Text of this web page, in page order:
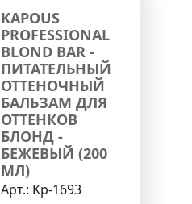
KAPOUS
PROFESSIONAL
BLOND BAR -
ПИТАТЕЛЬНЫЙ
ОТТЕНОЧНЫЙ
БАЛЬЗАМ ДЛЯ
ОТТЕНКОВ
БЛОНД -
БЕЖЕВЫЙ (200
МЛ)
Арт.: Kp-1693